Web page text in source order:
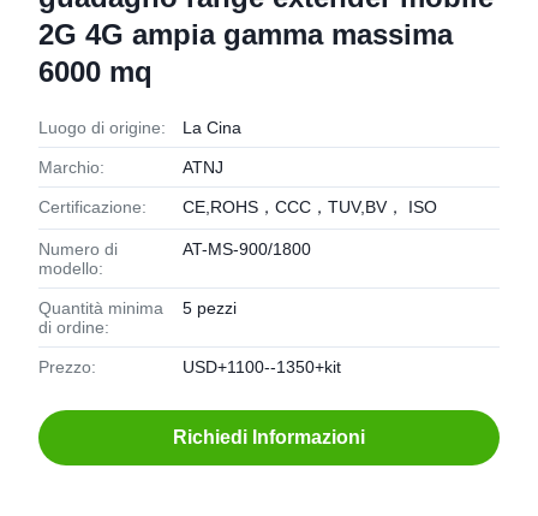
2G 4G ampia gamma massima
6000 mq
Luogo di origine: La Cina
Marchio: ATNJ
Certificazione: CE,ROHS，CCC，TUV,BV， ISO
Numero di
modello:
AT-MS-900/1800
Quantità minima
di ordine:
5 pezzi
Prezzo: USD+1100--1350+kit
Richiedi Informazioni